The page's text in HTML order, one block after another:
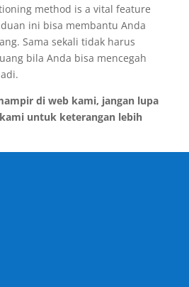
method is a vital feature
ini bisa membantu Anda
Sama sekali tidak harus
bila Anda bisa mencegah
di web kami, jangan lupa
untuk keterangan lebih